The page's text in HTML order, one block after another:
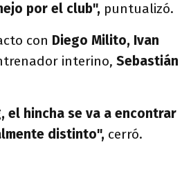
por el club", puntualizó.
con Diego Milito, Ivan
interino, Sebastián
el hincha se va a encontrar
distinto", cerró.